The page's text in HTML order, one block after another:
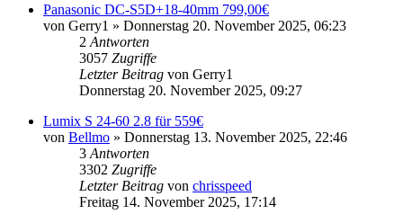
Panasonic DC-S5D+18-40mm 799,00€
von Gerry1 » Donnerstag 20. November 2025, 06:23
2 Antworten
3057 Zugriffe
Letzter Beitrag von Gerry1
Donnerstag 20. November 2025, 09:27
Lumix S 24-60 2.8 für 559€
von Bellmo » Donnerstag 13. November 2025, 22:46
3 Antworten
3302 Zugriffe
Letzter Beitrag von chrisspeed
Freitag 14. November 2025, 17:14